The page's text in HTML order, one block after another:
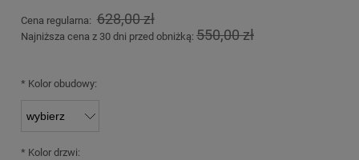
Cena regularna: 628,00 zł
Najniższa cena z 30 dni przed obniżką: 550,00 zł
* Kolor obudowy:
* Kolor drzwi: